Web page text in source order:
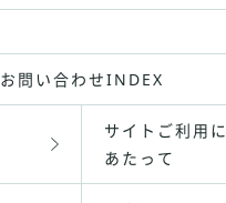
お問い合わせINDEX
サイトご利用に
あたって